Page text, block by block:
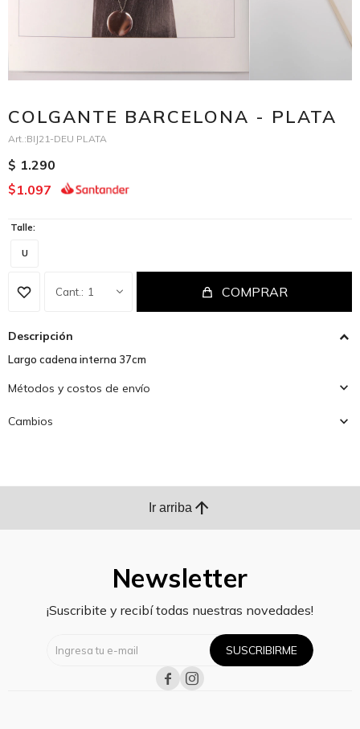
COLGANTE BARCELONA - PLATA
BIJ21-DEU PLATA
$ 1.290
$1.097
Talle:
U
1 COMPRAR
Descripción
Largo cadena interna 37cm
Métodos y costos de envío
Cambios
Ir arriba arrow_upward
Newsletter
¡Suscribite y recibí todas nuestras novedades!
SUSCRIBIRME
 